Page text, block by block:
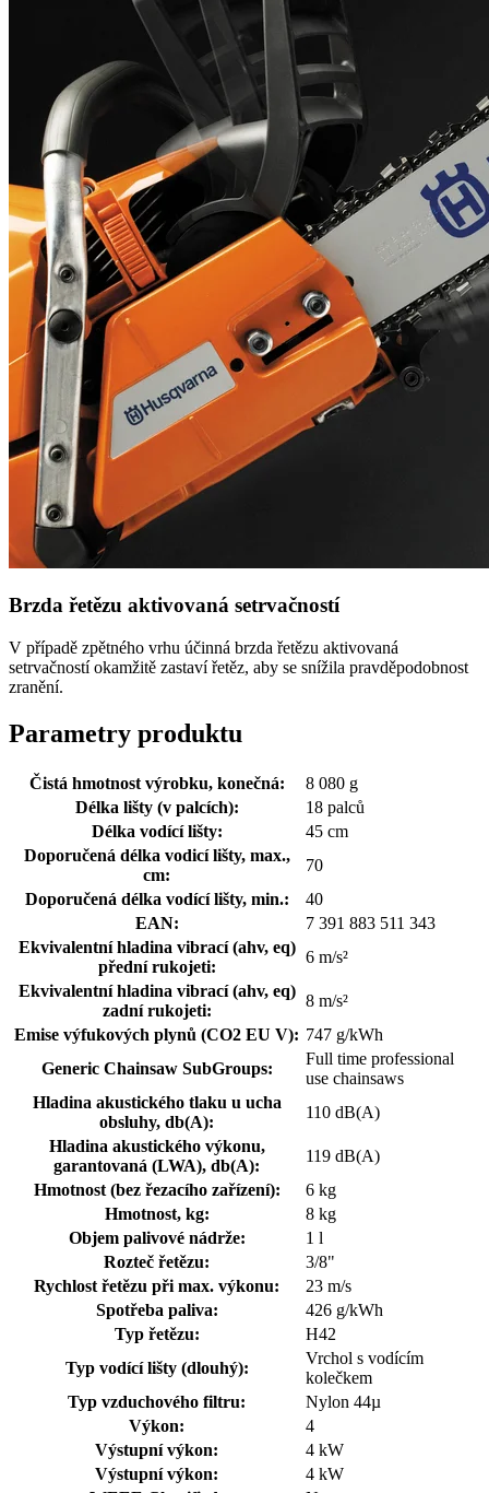
Brzda řetězu aktivovaná setrvačností
V případě zpětného vrhu účinná brzda řetězu aktivovaná
setrvačností okamžitě zastaví řetěz, aby se snížila pravděpodobnost
zranění.
Parametry produktu
Čistá hmotnost výrobku, konečná:
8 080 g
Délka lišty (v palcích):
18 palců
Délka vodící lišty:
45 cm
Doporučená délka vodicí lišty, max.,
cm:
70
Doporučená délka vodící lišty, min.:
40
EAN:
7 391 883 511 343
Ekvivalentní hladina vibrací (ahv, eq)
přední rukojeti:
6 m/s²
Ekvivalentní hladina vibrací (ahv, eq)
zadní rukojeti:
8 m/s²
Emise výfukových plynů (CO2 EU V): 747 g/kWh
Generic Chainsaw SubGroups:
Full time professional
use chainsaws
Hladina akustického tlaku u ucha
obsluhy, db(A):
110 dB(A)
Hladina akustického výkonu,
garantovaná (LWA), db(A):
119 dB(A)
Hmotnost (bez řezacího zařízení):
6 kg
Hmotnost, kg:
8 kg
Objem palivové nádrže:
1 l
Rozteč řetězu:
3/8"
Rychlost řetězu při max. výkonu:
23 m/s
Spotřeba paliva:
426 g/kWh
Typ řetězu:
H42
Typ vodící lišty (dlouhý):
Vrchol s vodícím
kolečkem
Typ vzduchového filtru:
Nylon 44µ
Výkon:
4
Výstupní výkon:
4 kW
Výstupní výkon:
4 kW